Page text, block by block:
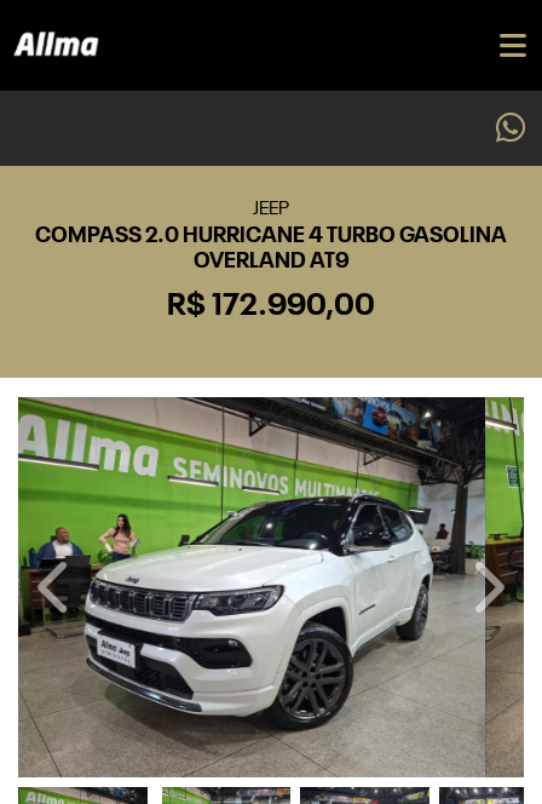
JEEP
COMPASS 2.0 HURRICANE 4 TURBO GASOLINA
OVERLAND AT9
R$ 172.990,00
Previous Next